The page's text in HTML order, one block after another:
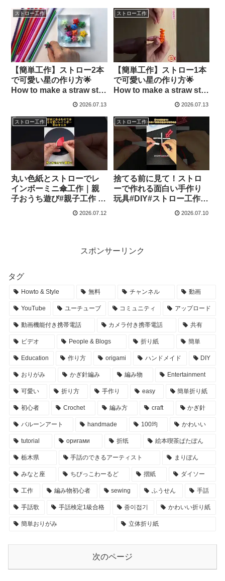
♡DIY・部屋飾り・七夕・
クリスマス craftスタ
ー・스타・별 – 簡単結び
方辞典 / How to tie
ストロー工作
【簡単工作】ストロー2本
で可愛い星の作り方🌟
How to make a straw star
💡7分で完成！おしゃれな
♡DIY・部屋飾り・七夕・
クリスマス craftスタ
ー・스타・별 – 簡単結び
方辞典 / How to tie
2026.07.13
ストロー工作
【簡単工作】ストロー1本
で可愛い星の作り方🌟
How to make a straw star
💡1分で完成！おしゃれな
♡DIY・部屋飾り・七夕・
クリスマス craftスタ
ー・스타・별 – 簡単結び
方辞典 / How to tie
2026.07.13
ストロー工作
丸い色紙とストローでレ
インボーミニ傘工作｜親
子おうち遊び#親子工作 #
おうち遊び #色紙工作 #ス
2026.07.12
ストロー工作
捨てる前に見て！ストロ
ーで作れる面白い手作り
玩具#DIY#ストロー工作#
手作りおもちゃ#工作アイ
2026.07.10
スポンサーリンク
タグ
Howto & Style 無料 チャンネル 動画
YouTube ユーチューブ コミュニティ アップロード
動画機能付き携帯電話 カメラ付き携帯電話 共有
ビデオ People & Blogs 折り紙 簡単
Education 作り方 origami ハンドメイド DIY
おりがみ かぎ針編み 編み物 Entertainment
可愛い 折り方 手作り easy 簡単折り紙
初心者 Crochet 編み方 craft かぎ針
バルーンアート handmade 100均 かわいい
tutorial оригами 折纸 絵本喫茶ぱたぽん
栃木県 手話のできるアーティスト まりぽん
みなと座 ちびっこわーるど 摺紙 ダイソー
工作 編み物初心者 sewing ふうせん 手話
手話歌 手話検定1級合格 종이접기 かわいい折り紙
簡単おりがみ 立体折り紙
次のページ